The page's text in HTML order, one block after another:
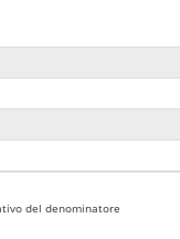
del denominatore